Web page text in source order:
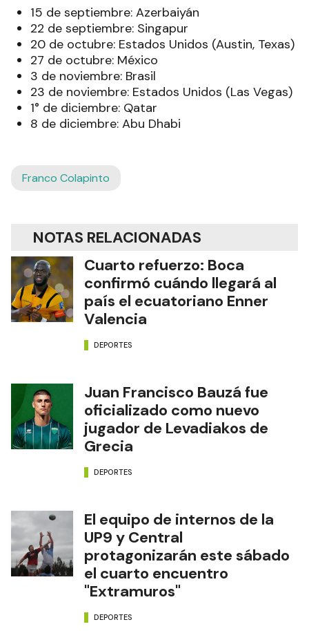
15 de septiembre: Azerbaiyán
22 de septiembre: Singapur
20 de octubre: Estados Unidos (Austin, Texas)
27 de octubre: México
3 de noviembre: Brasil
23 de noviembre: Estados Unidos (Las Vegas)
1° de diciembre: Qatar
8 de diciembre: Abu Dhabi
Franco Colapinto
NOTAS RELACIONADAS
Cuarto refuerzo: Boca
confirmó cuándo llegará al
país el ecuatoriano Enner
Valencia
DEPORTES
Juan Francisco Bauzá fue
oficializado como nuevo
jugador de Levadiakos de
Grecia
DEPORTES
El equipo de internos de la
UP9 y Central
protagonizarán este sábado
el cuarto encuentro
"Extramuros"
DEPORTES